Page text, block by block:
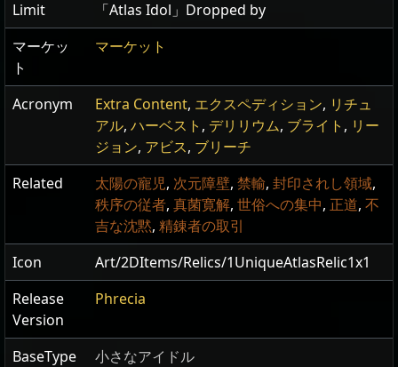
Limit
「Atlas Idol」Dropped by
マーケッ
ト
マーケット
Acronym Extra Content, エクスペディション, リチュ
アル, ハーベスト , デリリウム, ブライト , リー
ジョン, アビス, ブリーチ
Related
太陽の寵児, 次元障壁, 禁輸, 封印されし領域,
秩序の従者, 真菌寛解, 世俗への集中, 正道, 不
吉な沈黙, 精錬者の取引
Icon
Art/2DItems/Relics/1UniqueAtlasRelic1x1
Release
Version
Phrecia
BaseType
小さなアイドル